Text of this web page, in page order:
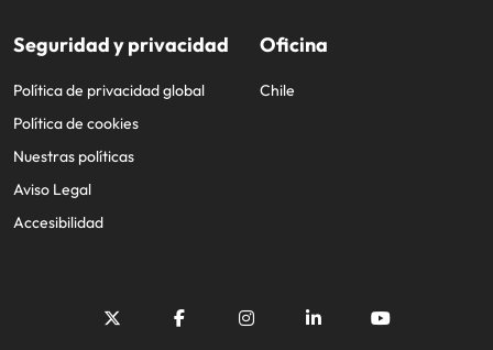
Seguridad y privacidad
Política de privacidad global
Política de cookies
Nuestras políticas
Aviso Legal
Accesibilidad
Oficina
Chile